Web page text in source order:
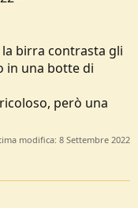
birra contrasta gli
in una botte di
però una
modifica: 8 Settembre 2022